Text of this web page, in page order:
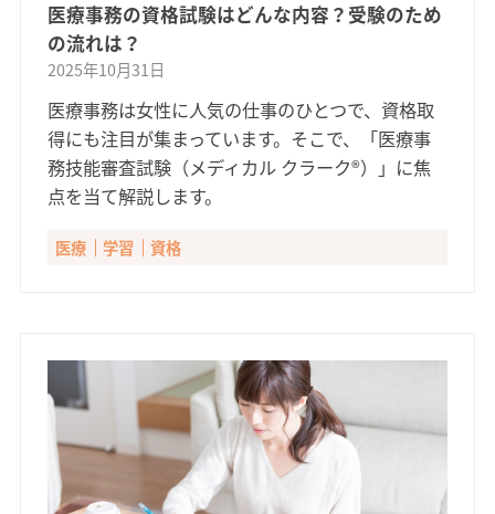
医療事務の資格試験はどんな内容？受験のため
の流れは？
2025年10月31日
医療事務は女性に人気の仕事のひとつで、資格取
得にも注目が集まっています。そこで、「医療事
務技能審査試験（メディカル クラーク®）」に焦
点を当て解説します。
医療 学習 資格